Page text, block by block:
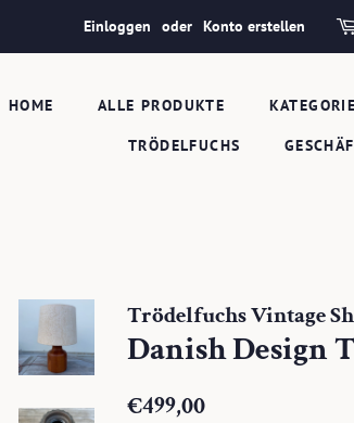
Einloggen oder Konto erstellen
HOME ALLE PRODUKTE
TRÖDELFUCHS
Trödelfuchs Vintage
Danish Design
Normaler
€499,00